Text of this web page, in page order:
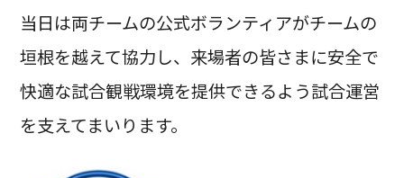
当日は両チームの公式ボランティアがチームの
垣根を越えて協力し、来場者の皆さまに安全で
快適な試合観戦環境を提供できるよう試合運営
を支えてまいります。